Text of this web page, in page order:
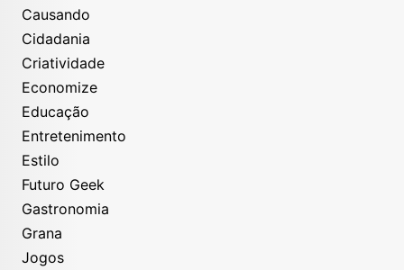
Causando
Cidadania
Criatividade
Economize
Educação
Entretenimento
Estilo
Futuro Geek
Gastronomia
Grana
Jogos